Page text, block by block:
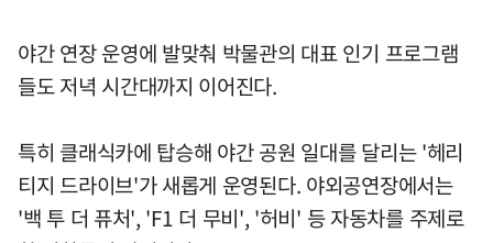
야간 연장 운영에 발맞춰 박물관의 대표 인기 프로그램
들도 저녁 시간대까지 이어진다.
특히 클래식카에 탑승해 야간 공원 일대를 달리는 '헤리
티지 드라이브'가 새롭게 운영된다. 야외공연장에서는
'백 투 더 퓨처', 'F1 더 무비', '허비' 등 자동차를 주제로